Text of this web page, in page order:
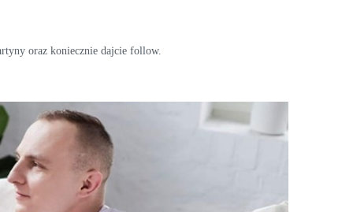
oraz koniecznie dajcie follow.